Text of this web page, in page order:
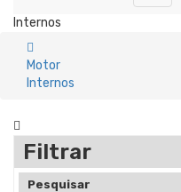
Internos
Motor
Internos
Filtrar
Pesquisar